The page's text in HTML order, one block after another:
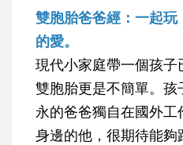
雙胞胎爸爸經：一起
的愛。
現代小家庭帶一個孩
雙胞胎更是不簡單。
永的爸爸獨自在國外
身邊的他，很期待能夠